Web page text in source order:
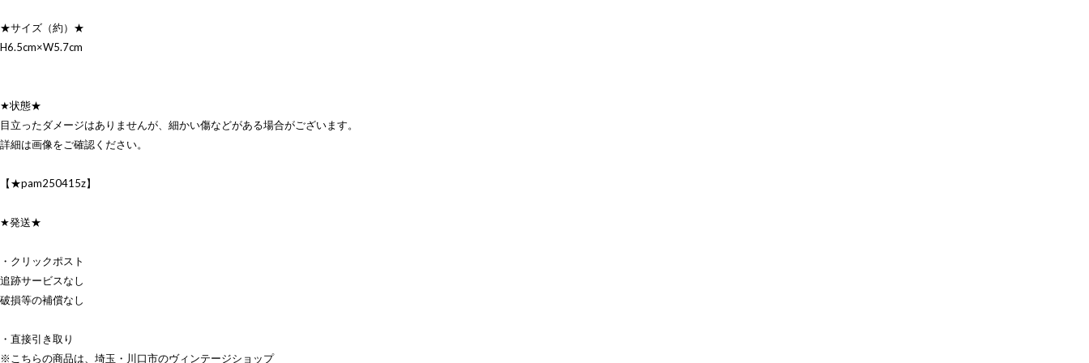
★サイズ（約）★
H6.5cm×W5.7cm
★状態★
目立ったダメージはありませんが、細かい傷などがある場合がございます。
詳細は画像をご確認ください。
【★pam250415z】
★発送★
・クリックポスト
追跡サービスなし
破損等の補償なし
・直接引き取り
※こちらの商品は、埼玉・川口市のヴィンテージショップ